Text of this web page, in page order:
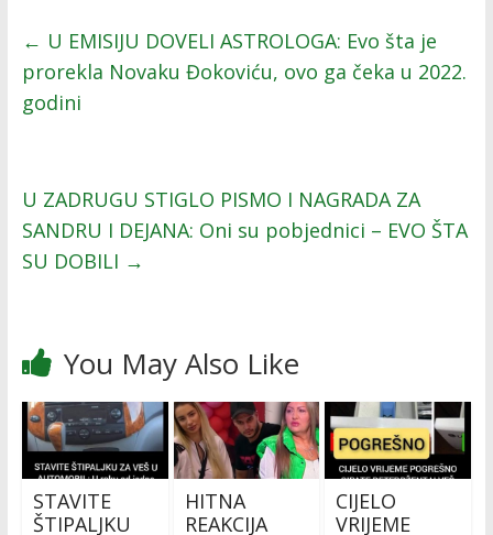
← U EMISIJU DOVELI ASTROLOGA: Evo šta je
prorekla Novaku Đokoviću, ovo ga čeka u 2022.
godini
U ZADRUGU STIGLO PISMO I NAGRADA ZA
SANDRU I DEJANA: Oni su pobjednici – EVO ŠTA
SU DOBILI →
You May Also Like
STAVITE
ŠTIPALJKU
HITNA
REAKCIJA
CIJELO
VRIJEME